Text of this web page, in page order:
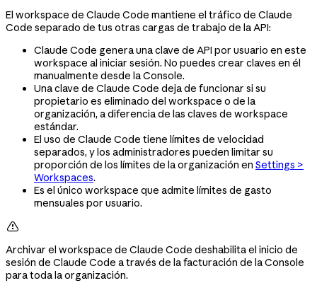
El workspace de Claude Code mantiene el tráfico de Claude
Code separado de tus otras cargas de trabajo de la API:
Claude Code genera una clave de API por usuario en este
workspace al iniciar sesión. No puedes crear claves en él
manualmente desde la Console.
Una clave de Claude Code deja de funcionar si su
propietario es eliminado del workspace o de la
organización, a diferencia de las claves de workspace
estándar.
El uso de Claude Code tiene límites de velocidad
separados, y los administradores pueden limitar su
proporción de los límites de la organización en Settings >
Workspaces.
Es el único workspace que admite límites de gasto
mensuales por usuario.

Archivar el workspace de Claude Code deshabilita el inicio de
sesión de Claude Code a través de la facturación de la Console
para toda la organización.